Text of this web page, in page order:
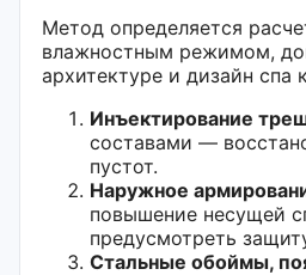
Метод определяется
влажностным режимом,
архитектуре и дизайн
Инъектирование
составами —
пустот.
Наружное
повышение несущей
предусмотреть
Стальные обоймы,